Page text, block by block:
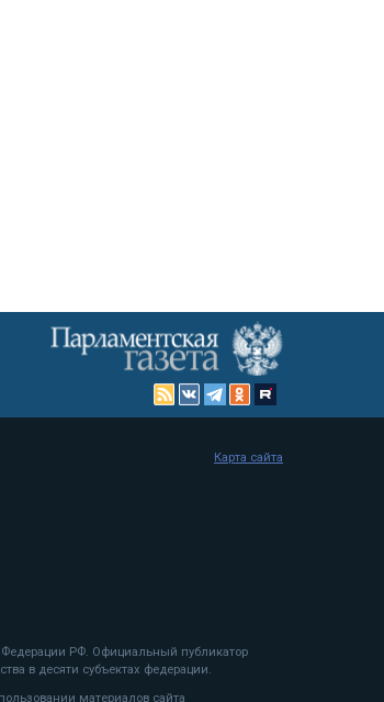
Федерации РФ. Официальный публикатор
в десяти субъектах федерации.
материалов сайта
Карта сайта